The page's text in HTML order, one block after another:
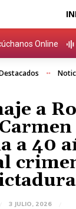
Online
a
a 40
3 JULIO, 2026